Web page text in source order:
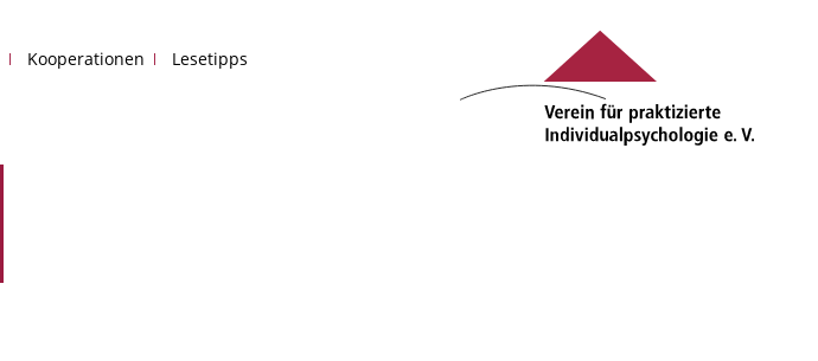
Kooperationen Lesetipps